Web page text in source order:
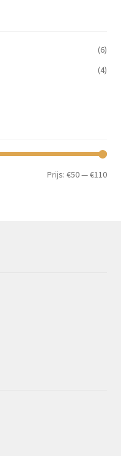
(6)
(4)
Min.
Prijs:€50—€110